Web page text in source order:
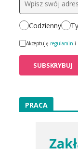
Codzienny
Akceptuję regulamin i
PRACA